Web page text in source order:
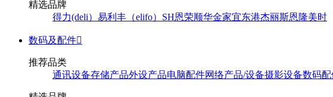
精选品牌
得力(deli） 易利丰（elifo） SH恩荣顺华金家宜东港杰丽斯恩隆美时
数码及配件
推荐品类
通讯设备存储产品外设产品电脑配件网络产品/设备摄影设备数码配